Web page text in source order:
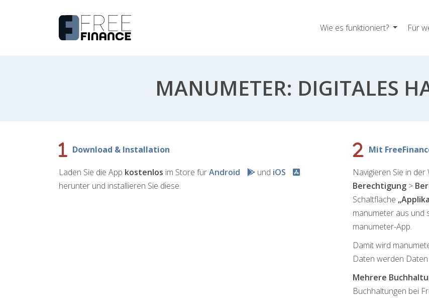
Wie es funktioniert? Für
MANUMETER: DIGITALES
Download & Installation
Laden Sie die App kostenlos im Store fürAndroid und iOS
herunter und installieren Sie diese.
Mit
Navigieren Sie in
Berechtigung >
Schaltfläche
manumeter aus und
manumeter-App.
Damit wird
Daten werden
Mehrere
Buchhaltungen bei